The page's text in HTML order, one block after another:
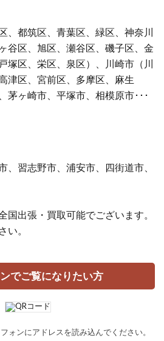
、都筑区、青葉区、緑区、神奈川
谷区、旭区、瀬谷区、磯子区、金
塚区、栄区、泉区）、川崎市（川
津区、宮前区、多摩区、麻生
茅ヶ崎市、平塚市、相模原市･･･
、習志野市、浦安市、四街道市、
国出張・買取可能でございます。
い。
でご覧になりたい方
ォンにアドレスを読み込んでください。